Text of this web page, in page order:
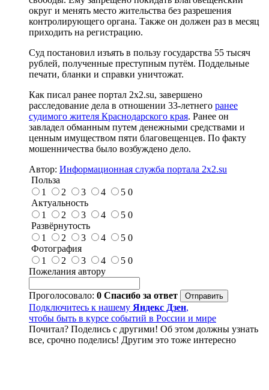
округ и менять место жительства без разрешения
контролирующего органа. Также он должен раз в месяц
приходить на регистрацию.
Суд постановил изъять в пользу государства 55 тысяч
рублей, полученные преступным путём. Поддельные
печати, бланки и справки уничтожат.
Как писал ранее портал 2х2.su, завершено
расследование дела в отношении 33-летнего ранее
судимого жителя Краснодарского края. Ранее он
завладел обманным путем денежными средствами и
ценным имуществом пяти благовещенцев. По факту
мошенничества было возбуждено дело.
Автор: Информационная служба портала 2x2.su
Польза
1
2 3 4 5 0
Актуальность
1
2 3 4 5 0
Развёрнутость
1
2 3 4 5 0
Фотография
1
2 3 4 5 0
Пожелания автору
Проголосовало: 0 Спасибо за ответ
Подключитесь к нашему Яндекс Дзен,
чтобы быть в курсе событий в России и мире
Почитал? Поделись с другими! Об этом должны узнать
все, срочно поделись! Другим это тоже интересно